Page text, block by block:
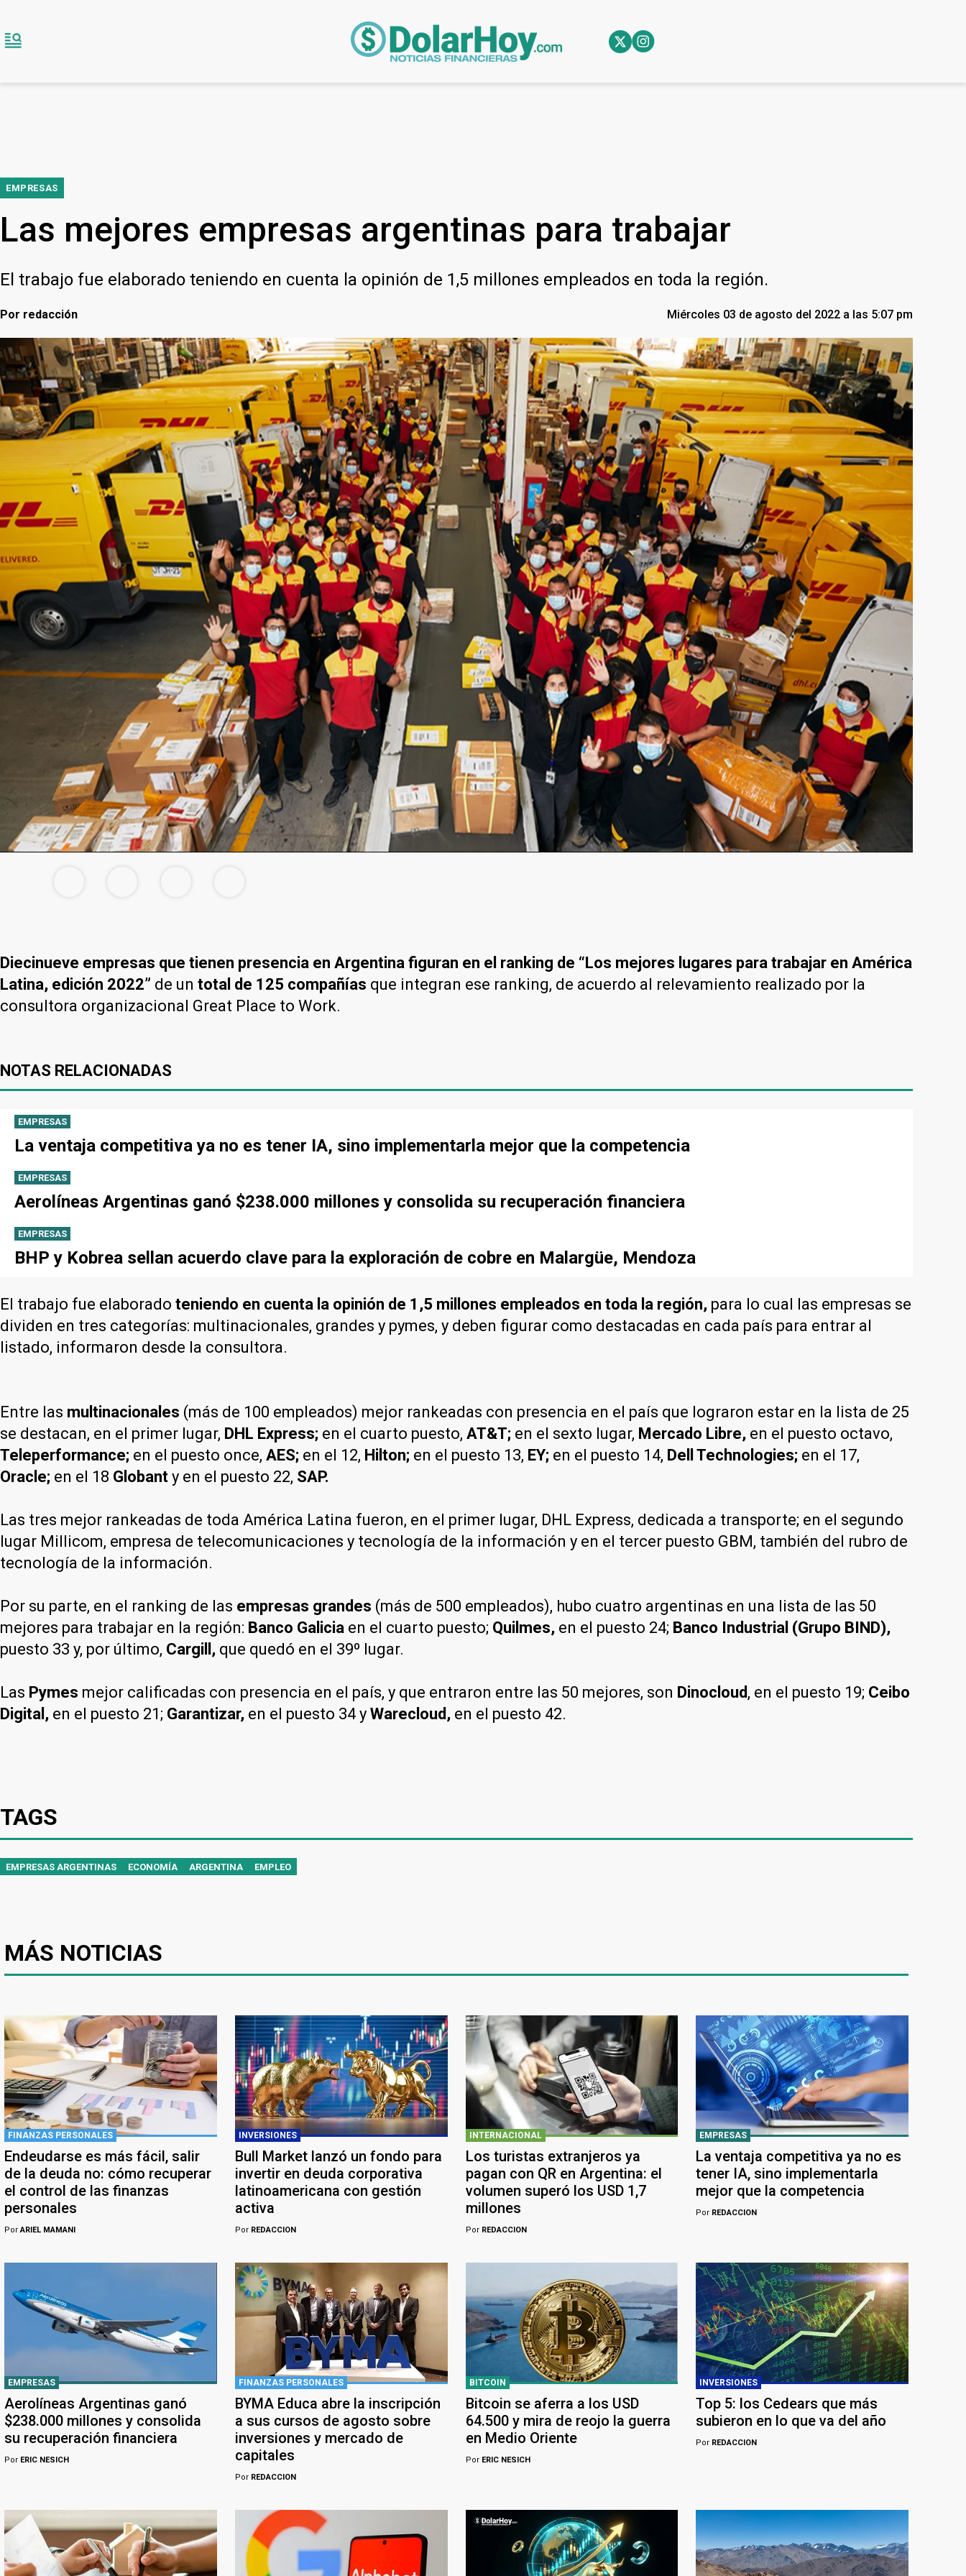
EMPRESAS
Las mejores empresas argentinas para trabajar
El trabajo fue elaborado teniendo en cuenta la opinión de 1,5 millones empleados en toda la región.
Por redacción Miércoles 03 de agosto del 2022 a las 5:07 pm
Diecinueve empresas que tienen presencia en Argentina figuran en el ranking de “Los mejores lugares para trabajar en América
Latina, edición 2022” de un total de 125 compañías que integran ese ranking, de acuerdo al relevamiento realizado por la
consultora organizacional Great Place to Work.
NOTAS RELACIONADAS
EMPRESAS
La ventaja competitiva ya no es tener IA, sino implementarla mejor que la competencia
EMPRESAS
Aerolíneas Argentinas ganó $238.000 millones y consolida su recuperación financiera
EMPRESAS
BHP y Kobrea sellan acuerdo clave para la exploración de cobre en Malargüe, Mendoza
El trabajo fue elaborado teniendo en cuenta la opinión de 1,5 millones empleados en toda la región, para lo cual las empresas se
dividen en tres categorías: multinacionales, grandes y pymes, y deben figurar como destacadas en cada país para entrar al
listado, informaron desde la consultora.
Entre las multinacionales (más de 100 empleados) mejor rankeadas con presencia en el país que lograron estar en la lista de 25
se destacan, en el primer lugar, DHL Express; en el cuarto puesto, AT&T; en el sexto lugar, Mercado Libre, en el puesto octavo,
Teleperformance; en el puesto once, AES; en el 12, Hilton; en el puesto 13, EY; en el puesto 14, Dell Technologies; en el 17,
Oracle; en el 18 Globant y en el puesto 22, SAP.
Las tres mejor rankeadas de toda América Latina fueron, en el primer lugar, DHL Express, dedicada a transporte; en el segundo
lugar Millicom, empresa de telecomunicaciones y tecnología de la información y en el tercer puesto GBM, también del rubro de
tecnología de la información.
Por su parte, en el ranking de las empresas grandes (más de 500 empleados), hubo cuatro argentinas en una lista de las 50
mejores para trabajar en la región: Banco Galicia en el cuarto puesto; Quilmes, en el puesto 24; Banco Industrial (Grupo BIND),
puesto 33 y, por último, Cargill, que quedó en el 39º lugar.
Las Pymes mejor calificadas con presencia en el país, y que entraron entre las 50 mejores, son Dinocloud , en el puesto 19; Ceibo
Digital, en el puesto 21; Garantizar, en el puesto 34 y Warecloud, en el puesto 42.
TAGS
EMPRESAS ARGENTINAS ECONOMÍA ARGENTINA EMPLEO
MÁS NOTICIAS
FINANZAS PERSONALES
Endeudarse es más fácil, salir
de la deuda no: cómo recuperar
el control de las finanzas
personales
PorARIEL MAMANI
INVERSIONES
Bull Market lanzó un fondo para
invertir en deuda corporativa
latinoamericana con gestión
activa
PorREDACCION
INTERNACIONAL
Los turistas extranjeros ya
pagan con QR en Argentina: el
volumen superó los USD 1,7
millones
PorREDACCION
EMPRESAS
La ventaja competitiva ya no es
tener IA, sino implementarla
mejor que la competencia
Por REDACCION
EMPRESAS
Aerolíneas Argentinas ganó
$238.000 millones y consolida
su recuperación financiera
Por ERIC NESICH
FINANZAS PERSONALES
BYMA Educa abre la inscripción
a sus cursos de agosto sobre
inversiones y mercado de
capitales
PorREDACCION
BITCOIN
Bitcoin se aferra a los USD
64.500 y mira de reojo la guerra
en Medio Oriente
PorERIC NESICH
INVERSIONES
Top 5: los Cedears que más
subieron en lo que va del año
Por REDACCION